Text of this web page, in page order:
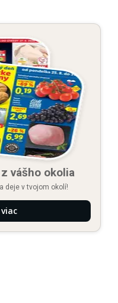
vášho okolia
deje v tvojom okolí!